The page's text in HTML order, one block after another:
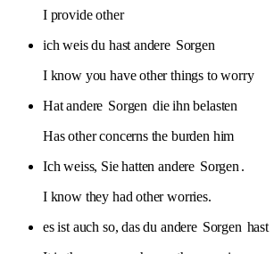
I provide other
ich weis du hast andere Sorgen
I know you have other things to worry
Hat andere Sorgen die ihn belasten
Has other concerns the burden him
Ich weiss, Sie hatten andere Sorgen .
I know they had other worries.
es ist auch so, das du andere Sorgen hast